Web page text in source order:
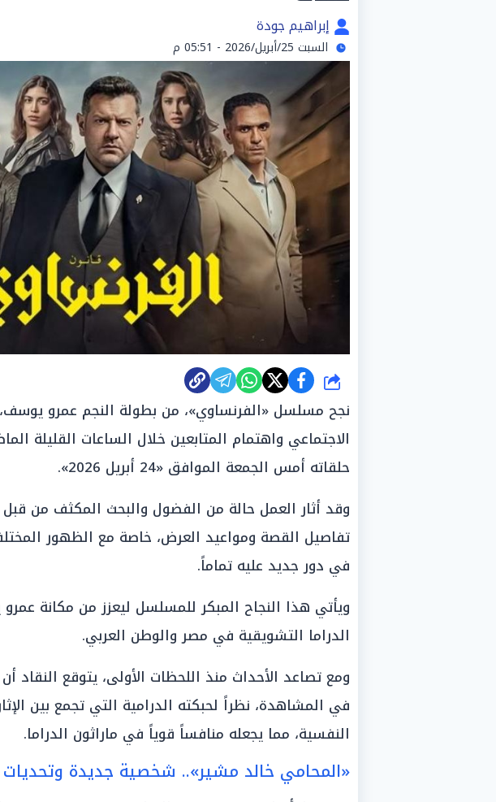
إبراهيم جودة
السبت 25/أبريل/2026 - 05:51 م
شارك
نجح مسلسل «الفرنساوي»، من بطولة النجم عمرو
الاجتماعي واهتمام المتابعين خلال الساعات القليلة
حلقاته أمس الجمعة الموافق «24 أبريل 2026».
وقد أثار العمل حالة من الفضول والبحث المكثف من
تفاصيل القصة ومواعيد العرض، خاصة مع الظهور
في دور جديد عليه تماماً.
ويأتي هذا النجاح المبكر للمسلسل ليعزز من مكانة
الدراما التشويقية في مصر والوطن العربي.
ومع تصاعد الأحداث منذ اللحظات الأولى، يتوقع النقاد
في المشاهدة، نظراً لحبكته الدرامية التي تجمع بين
النفسية، مما يجعله منافساً قوياً في ماراثون الدراما.
«المحامي خالد مشير».. شخصية جديدة وتحديات